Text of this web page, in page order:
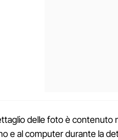
delle foto è contenuto
e al computer durante la